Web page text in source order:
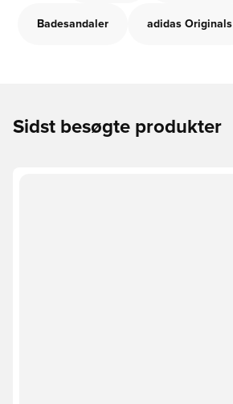
Badesandaler adidas Originals
Sidst besøgte produkter